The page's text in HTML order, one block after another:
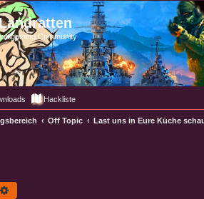
Community
Hackliste
Off Topic Last uns in Eure Küche